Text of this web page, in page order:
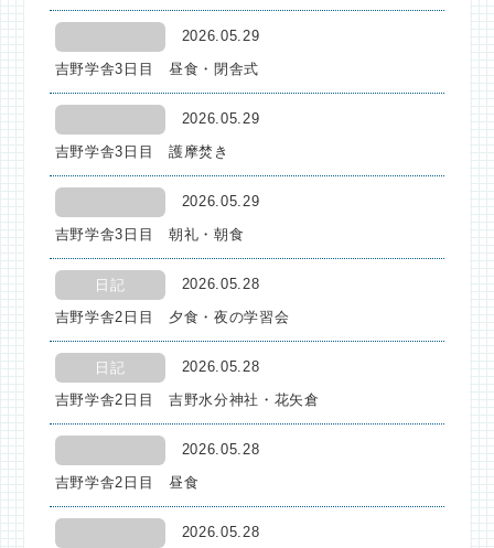
2026.05.29
吉野学舎3日目 昼食・閉舎式
2026.05.29
吉野学舎3日目 護摩焚き
2026.05.29
吉野学舎3日目 朝礼・朝食
日記 2026.05.28
吉野学舎2日目 夕食・夜の学習会
日記 2026.05.28
吉野学舎2日目 吉野水分神社・花矢倉
2026.05.28
吉野学舎2日目 昼食
2026.05.28